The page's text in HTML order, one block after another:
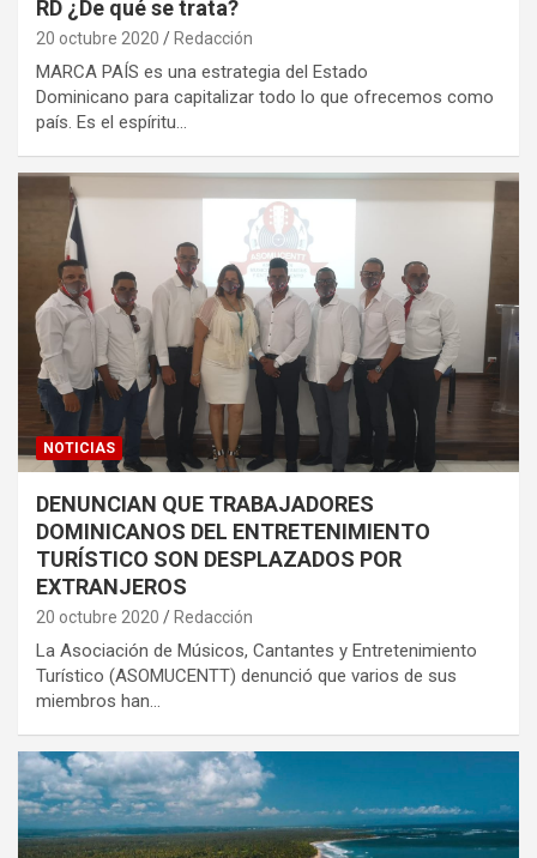
RD ¿De qué se trata?
20 octubre 2020 Redacción
MARCA PAÍS es una estrategia del Estado
Dominicano para capitalizar todo lo que ofrecemos como
país. Es el espíritu…
NOTICIAS
DENUNCIAN QUE TRABAJADORES
DOMINICANOS DEL ENTRETENIMIENTO
TURÍSTICO SON DESPLAZADOS POR
EXTRANJEROS
20 octubre 2020 Redacción
La Asociación de Músicos, Cantantes y Entretenimiento
Turístico (ASOMUCENTT) denunció que varios de sus
miembros han…